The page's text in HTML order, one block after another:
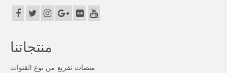
التواصل
منتجاتنا
منصات تفريغ من نوع القنوات